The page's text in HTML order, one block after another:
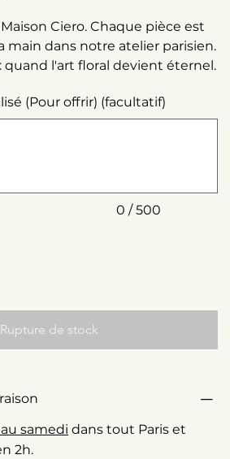
Ciero. Chaque pièce est
main dans notre atelier parisien.
quand l'art floral devient éternel.
(Pour offrir) (facultatif)
0 / 500
Rupture de stock
samedi dans tout Paris et
2h.